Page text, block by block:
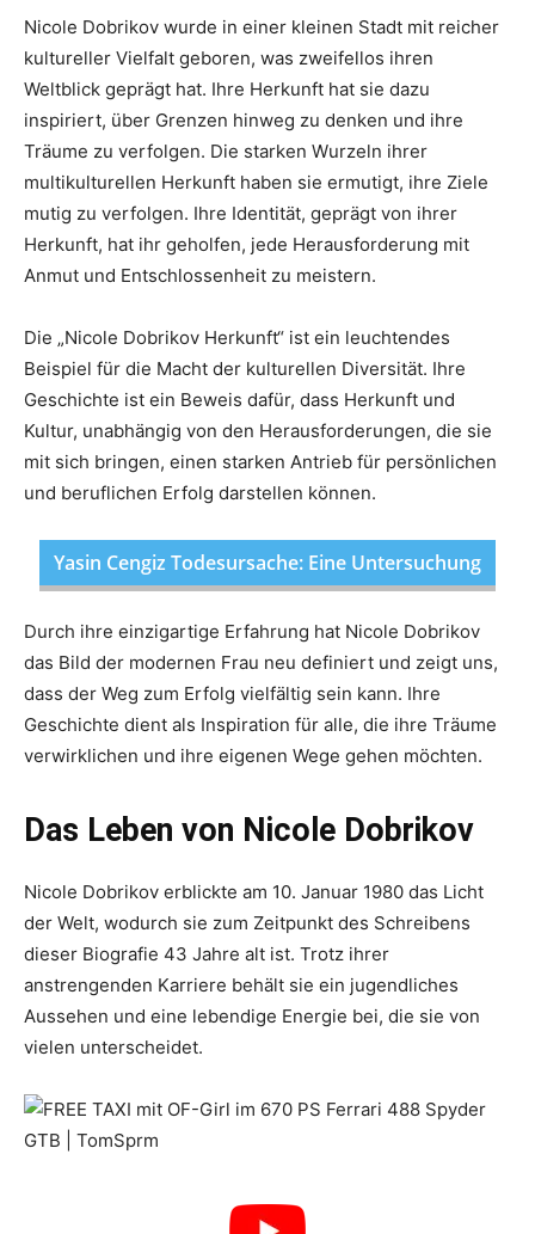
Nicole Dobrikov wurde in einer kleinen Stadt mit reicher
kultureller Vielfalt geboren, was zweifellos ihren
Weltblick geprägt hat. Ihre Herkunft hat sie dazu
inspiriert, über Grenzen hinweg zu denken und ihre
Träume zu verfolgen. Die starken Wurzeln ihrer
multikulturellen Herkunft haben sie ermutigt, ihre Ziele
mutig zu verfolgen. Ihre Identität, geprägt von ihrer
Herkunft, hat ihr geholfen, jede Herausforderung mit
Anmut und Entschlossenheit zu meistern.
Die „Nicole Dobrikov Herkunft“ ist ein leuchtendes
Beispiel für die Macht der kulturellen Diversität. Ihre
Geschichte ist ein Beweis dafür, dass Herkunft und
Kultur, unabhängig von den Herausforderungen, die sie
mit sich bringen, einen starken Antrieb für persönlichen
und beruflichen Erfolg darstellen können.
Yasin Cengiz Todesursache: Eine Untersuchung
Durch ihre einzigartige Erfahrung hat Nicole Dobrikov
das Bild der modernen Frau neu definiert und zeigt uns,
dass der Weg zum Erfolg vielfältig sein kann. Ihre
Geschichte dient als Inspiration für alle, die ihre Träume
verwirklichen und ihre eigenen Wege gehen möchten.
Das Leben von Nicole Dobrikov
Nicole Dobrikov erblickte am 10. Januar 1980 das Licht
der Welt, wodurch sie zum Zeitpunkt des Schreibens
dieser Biografie 43 Jahre alt ist. Trotz ihrer
anstrengenden Karriere behält sie ein jugendliches
Aussehen und eine lebendige Energie bei, die sie von
vielen unterscheidet.